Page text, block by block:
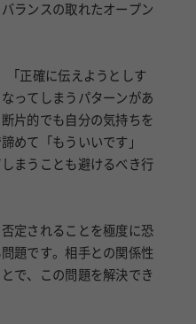
ランスの取れたオープン
「正確に伝えようとしす
ってしまうパターンがあ
片的でも自分の気持ちを
めて「もういいです」
まうことも避けるべき行
定されることを極度に恐
題です。相手との関係性
で、この問題を解決でき